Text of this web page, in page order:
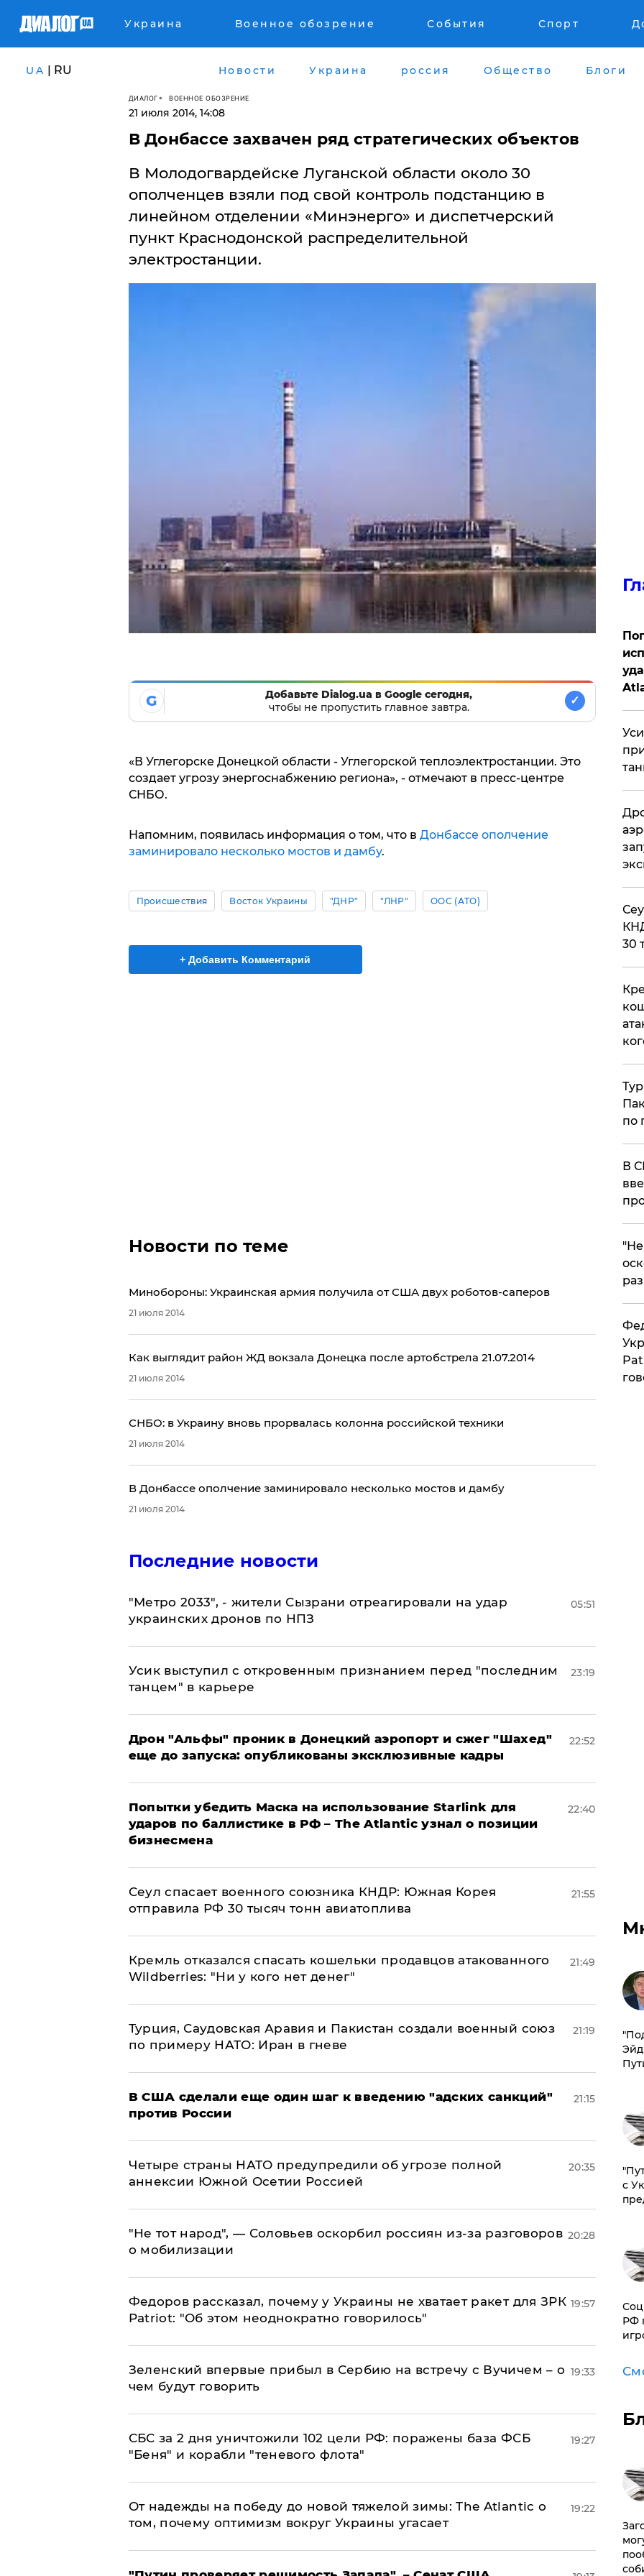
Украина Военное обозрение События Спорт
UA | RU Новости Украина россия Общество Блоги
ДИАЛОГ ВОЕННОЕ ОБОЗРЕНИЕ
21 июля 2014, 14:08
В Донбассе захвачен ряд стратегических объектов
В Молодогвардейске Луганской области около 30
ополченцев взяли под свой контроль подстанцию в
линейном отделении «Минэнерго» и диспетчерский
пункт Краснодонской распределительной
электростанции.
G
Добавьте Dialog.ua в Google сегодня,
чтобы не пропустить главное завтра.
✓
«В Углегорске Донецкой области - Углегорской теплоэлектростанции. Это
создает угрозу энергоснабжению региона», - отмечают в пресс-центре
СНБО.
Напомним, появилась информация о том, что в Донбассе ополчение
заминировало несколько мостов и дамбу.
Происшествия Восток Украины "ДНР" "ЛНР" ООС (АТО)
+ Добавить Комментарий
Новости по теме
Минобороны: Украинская армия получила от США двух роботов-саперов
21 июля 2014
Как выглядит район ЖД вокзала Донецка после артобстрела 21.07.2014
21 июля 2014
СНБО: в Украину вновь прорвалась колонна российской техники
21 июля 2014
В Донбассе ополчение заминировало несколько мостов и дамбу
21 июля 2014
Последние новости
"Метро 2033", - жители Сызрани отреагировали на удар
украинских дронов по НПЗ
05:51
Усик выступил с откровенным признанием перед "последним
танцем" в карьере
23:19
Дрон "Альфы" проник в Донецкий аэропорт и сжег "Шахед"
еще до запуска: опубликованы эксклюзивные кадры
22:52
Попытки убедить Маска на использование Starlink для
ударов по баллистике в РФ – The Atlantic узнал о позиции
бизнесмена
22:40
​Сеул спасает военного союзника КНДР: Южная Корея
отправила РФ 30 тысяч тонн авиатоплива
21:55
Кремль отказался спасать кошельки продавцов атакованного
Wildberries: "Ни у кого нет денег"
21:49
Турция, Саудовская Аравия и Пакистан создали военный союз
по примеру НАТО: Иран в гневе
21:19
В США сделали еще один шаг к введению "адских санкций"
против России
21:15
Четыре страны НАТО предупредили об угрозе полной
аннексии Южной Осетии Россией
20:35
​"Не тот народ", — Соловьев оскорбил россиян из-за разговоров
о мобилизации
20:28
Федоров рассказал, почему у Украины не хватает ракет для ЗРК
Patriot: "Об этом неоднократно говорилось"
19:57
Зеленский впервые прибыл в Сербию на встречу с Вучичем – о
чем будут говорить
19:33
СБС за 2 дня уничтожили 102 цели РФ: поражены база ФСБ
"Беня" и корабли "теневого флота"
19:27
От надежды на победу до новой тяжелой зимы: The Atlantic о
том, почему оптимизм вокруг Украины угасает
19:22
30
по
В
с
РФ